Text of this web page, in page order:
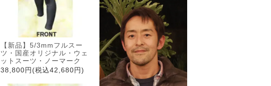
【新品】5/3mmフルスー
ツ・国産オリジナル・ウェ
ットスーツ・ノーマーク
38,800円(税込42,680円)